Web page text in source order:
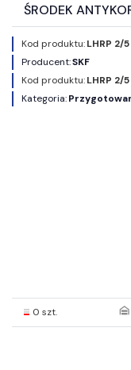
ŚRODEK
Kod produktu:LHRP 2/5
Producent:SKF
Kod produktu:LHRP 2/5
Kategoria:
0 szt.